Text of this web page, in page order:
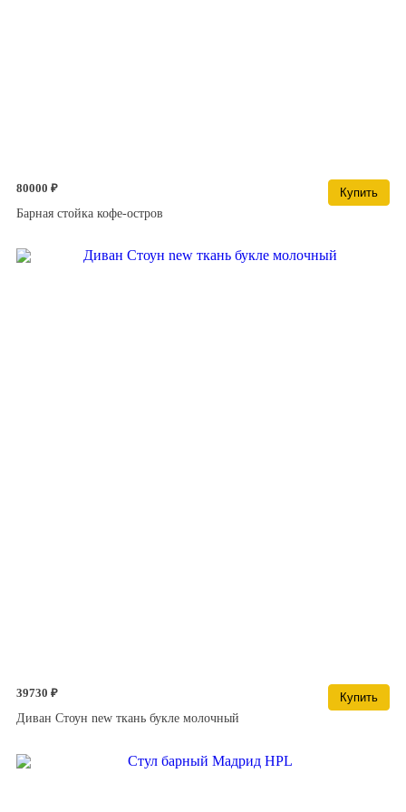
80000 ₽
Купить
Барная стойка кофе-остров
39730 ₽
Купить
Диван Стоун new ткань букле молочный